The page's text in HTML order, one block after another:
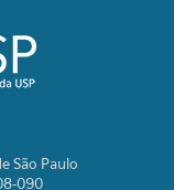
São Paulo
090